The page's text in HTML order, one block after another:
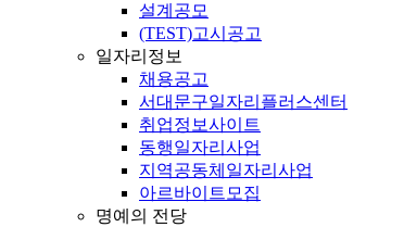
설계공모
(TEST)고시공고
일자리정보
채용공고
서대문구일자리플러스센터
취업정보사이트
동행일자리사업
지역공동체일자리사업
아르바이트모집
명예의 전당